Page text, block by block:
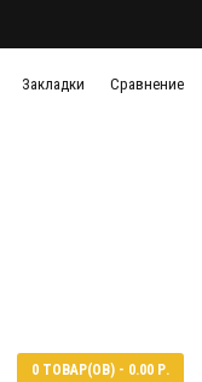
Закладки Сравнение
0 ТОВАР(ОВ) - 0.00 Р.